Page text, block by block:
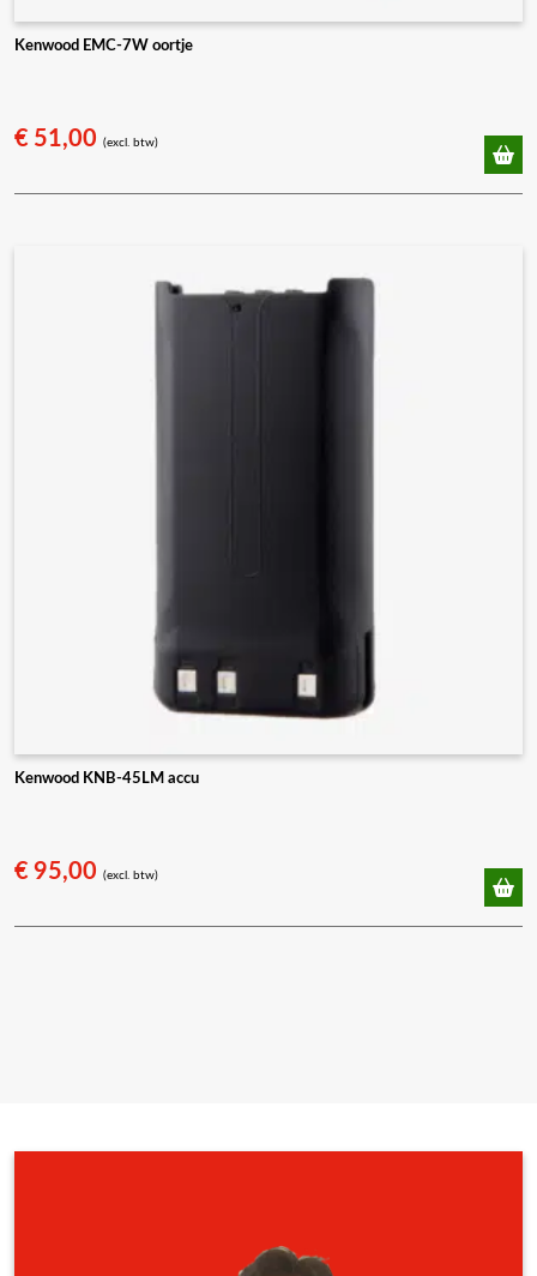
Kenwood EMC-7W oortje
€ 51,00 (excl. btw)
Kenwood KNB-45LM accu
€ 95,00 (excl. btw)